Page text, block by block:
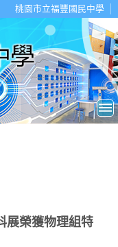
桃園市立福豐國民中學
展榮獲物理組特